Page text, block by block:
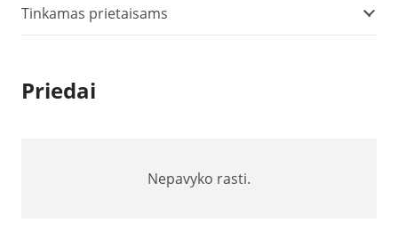
antgalių
komplektas
matavimui
Tinkamas prietaisams
Priedai
Nepavyko rasti.